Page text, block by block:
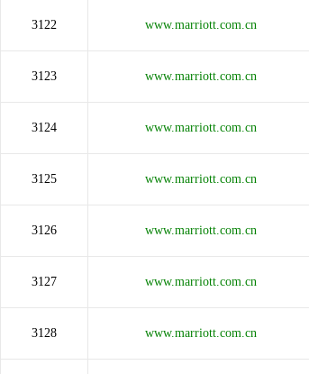
3122 www.marriott.com.cn
3123 www.marriott.com.cn
3124 www.marriott.com.cn
3125 www.marriott.com.cn
3126 www.marriott.com.cn
3127 www.marriott.com.cn
3128 www.marriott.com.cn